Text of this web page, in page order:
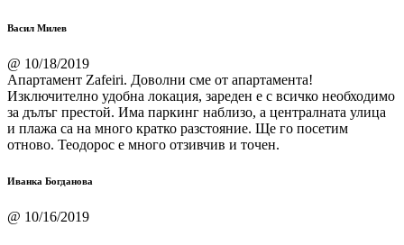
Васил Милев
@ 10/18/2019
Апартамент Zafeiri. Доволни сме от апартамента!
Изключително удобна локация, зареден е с всичко необходимо
за дълъг престой. Има паркинг наблизо, а централната улица
и плажа са на много кратко разстояние. Ще го посетим
отново. Теодорос е много отзивчив и точен.
Иванка Богданова
@ 10/16/2019